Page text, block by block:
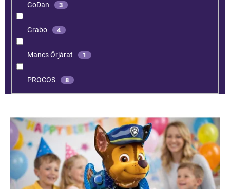
GoDan 3
Grabo 4
Mancs Őrjárat 1
PROCOS 8